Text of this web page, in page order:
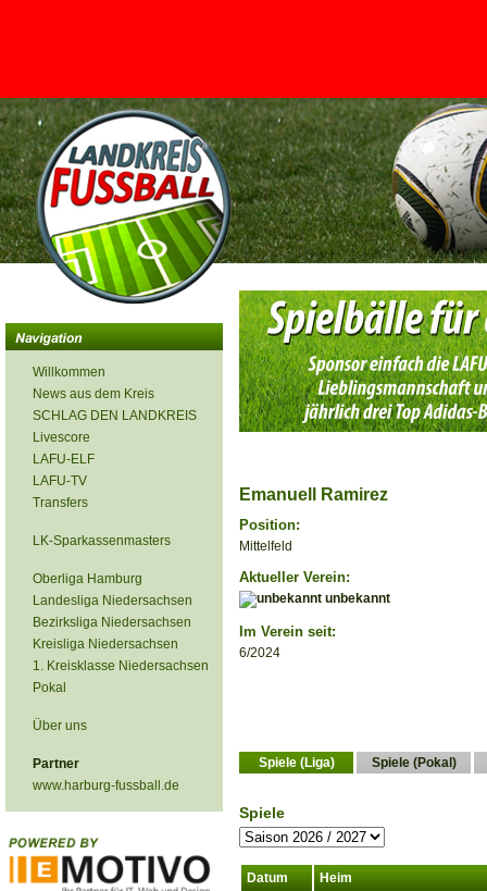
<
Willkommen
News aus dem Kreis
SCHLAG DEN LANDKREIS
Livescore
LAFU-ELF
LAFU-TV
Transfers
LK-Sparkassenmasters
Oberliga Hamburg
Landesliga Niedersachsen
Bezirksliga Niedersachsen
Kreisliga Niedersachsen
1. Kreisklasse Niedersachsen
Pokal
Über uns
Partner
www.harburg-fussball.de
Emanuell Ramirez
Position:
Mittelfeld
Aktueller Verein:
unbekannt
Im Verein seit:
6/2024
Spiele (Liga) Spiele (Pokal)
Spiele
Datum Heim